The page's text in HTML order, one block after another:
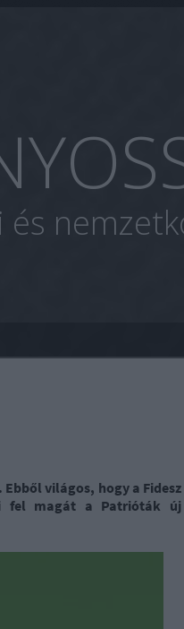
világos, hogy a Fidesz
fel magát a Patrióták új